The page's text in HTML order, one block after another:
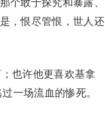
个敢于探究和暴露、
，恨尽管恨，世人还
也许他更喜欢基拿
一场流血的惨死。